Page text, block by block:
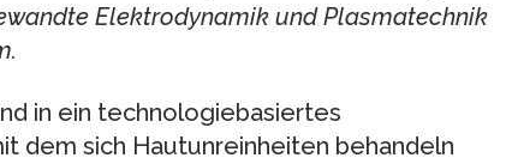
Elektrodynamik und Plasmatechnik
in ein technologiebasiertes
dem sich Hautunreinheiten behandeln